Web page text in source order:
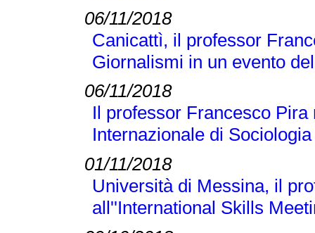
06/11/2018
Canicattì, il professor
Giornalismi in un evento
06/11/2018
Il professor Francesco
Internazionale di
01/11/2018
Università di Messina, il
all''International Skills